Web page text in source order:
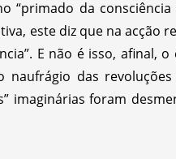
“primado da
este diz que na acção
E não é isso, afinal,
das
imaginárias foram